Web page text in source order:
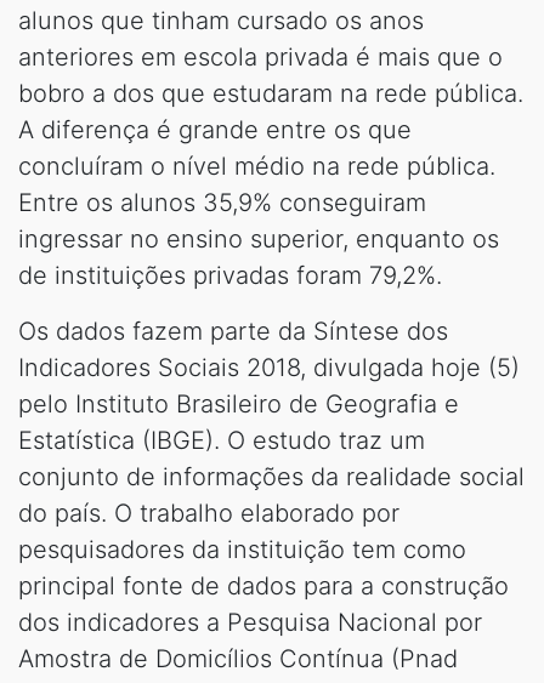
alunos que tinham cursado os anos
anteriores em escola privada é mais que o
bobro a dos que estudaram na rede pública.
A diferença é grande entre os que
concluíram o nível médio na rede pública.
Entre os alunos 35,9% conseguiram
ingressar no ensino superior, enquanto os
de instituições privadas foram 79,2%.
Os dados fazem parte da Síntese dos
Indicadores Sociais 2018, divulgada hoje (5)
pelo Instituto Brasileiro de Geografia e
Estatística (IBGE). O estudo traz um
conjunto de informações da realidade social
do país. O trabalho elaborado por
pesquisadores da instituição tem como
principal fonte de dados para a construção
dos indicadores a Pesquisa Nacional por
Amostra de Domicílios Contínua (Pnad